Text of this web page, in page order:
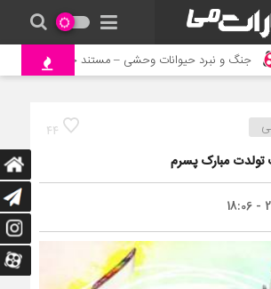
نبرد حیوانات وحشی – مستند حیات وحش
44
تولدت مبارک پسرم